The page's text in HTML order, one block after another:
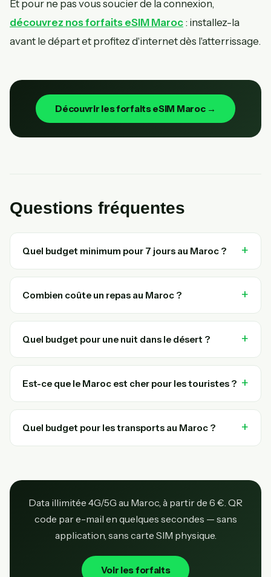
Et pour ne pas vous soucier de la connexion,
découvrez nos forfaits eSIM Maroc : installez-la
avant le départ et profitez d'internet dès l'atterrissage.
Découvrir les forfaits eSIM Maroc →
Questions fréquentes
Quel budget minimum pour 7 jours au Maroc ?
Combien coûte un repas au Maroc ?
Quel budget pour une nuit dans le désert ?
Est-ce que le Maroc est cher pour les touristes ?
Quel budget pour les transports au Maroc ?
Data illimitée 4G/5G au Maroc, à partir de 6 €. QR
code par e-mail en quelques secondes — sans
application, sans carte SIM physique.
Voir les forfaits